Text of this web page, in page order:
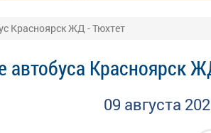
Красноярск ЖД - Тюхтет
автобуса Красноярск
09 августа